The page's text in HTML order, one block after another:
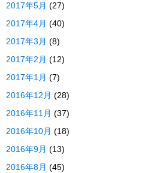
2017年5月 (27)
2017年4月 (40)
2017年3月 (8)
2017年2月 (12)
2017年1月 (7)
2016年12月 (28)
2016年11月 (37)
2016年10月 (18)
2016年9月 (13)
2016年8月 (45)